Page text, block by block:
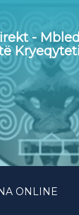
-
ONLINE